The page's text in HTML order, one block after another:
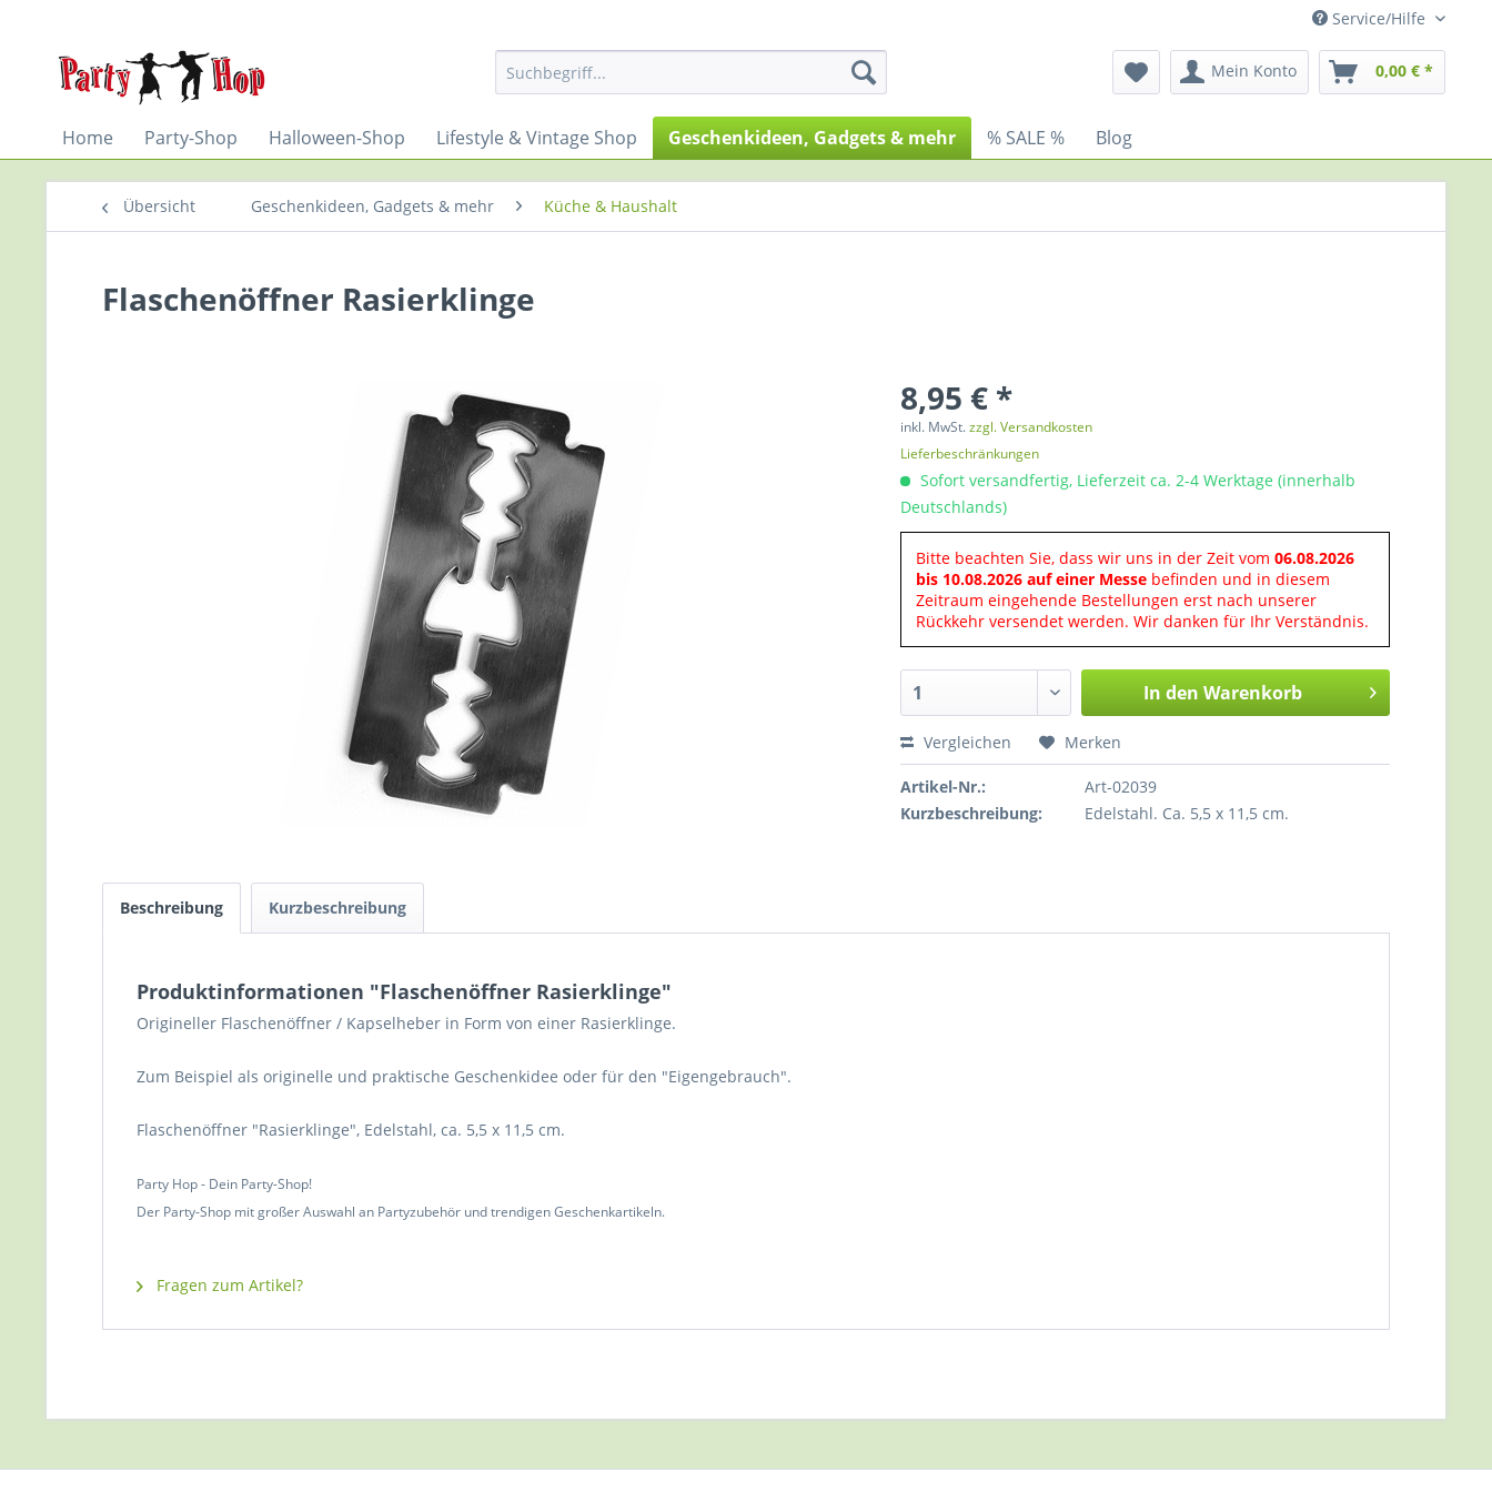
Service/Hilfe
Mein Konto 0,00 € *
Home Party-Shop Halloween-Shop Lifestyle & Vintage Shop Geschenkideen, Gadgets & mehr % SALE % Blog
Übersicht Geschenkideen, Gadgets & mehr Küche & Haushalt
Flaschenöffner Rasierklinge
8,95 € *
inkl. MwSt.zzgl. Versandkosten
Lieferbeschränkungen
Sofort versandfertig, Lieferzeit ca. 2-4 Werktage (innerhalb
Deutschlands)
Bitte beachten Sie, dass wir uns in der Zeit vom06.08.2026
bis 10.08.2026 auf einer Messe befinden und in diesem
Zeitraum eingehende Bestellungen erst nach unserer
Rückkehr versendet werden. Wir danken für Ihr Verständnis.
In den Warenkorb
Vergleichen Merken
Artikel-Nr.:
Art-02039
Kurzbeschreibung:
Edelstahl. Ca. 5,5 x 11,5 cm.
Beschreibung Kurzbeschreibung
Produktinformationen "Flaschenöffner Rasierklinge"
Origineller Flaschenöffner / Kapselheber in Form von einer Rasierklinge.
Zum Beispiel als originelle und praktische Geschenkidee oder für den "Eigengebrauch".
Flaschenöffner "Rasierklinge", Edelstahl, ca. 5,5 x 11,5 cm.
Party Hop - Dein Party-Shop!
Der Party-Shop mit großer Auswahl an Partyzubehör und trendigen Geschenkartikeln.
Fragen zum Artikel?